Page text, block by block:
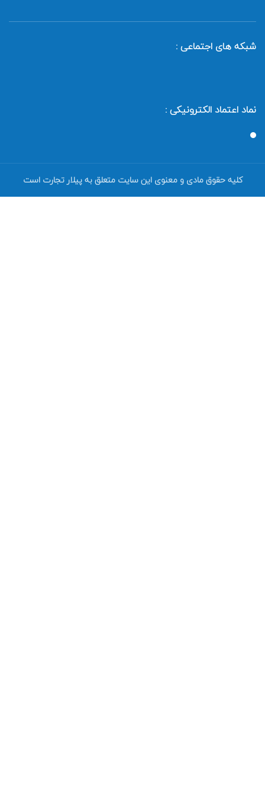
شبکه های اجتماعی :
نماد اعتماد الکترونیکی :
کلیه حقوق مادی و معنوی این سایت متعلق به پیلار تجارت است